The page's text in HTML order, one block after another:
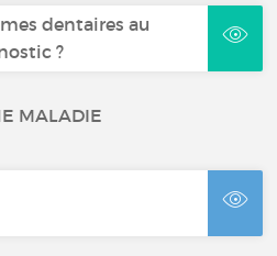
dentaires au
?
MALADIE